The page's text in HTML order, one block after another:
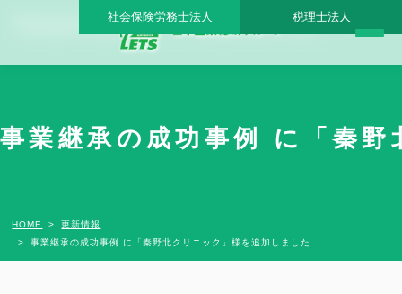
事業継承の成功事例 に「秦野北クリニック」様を追加しました - 日本医業総研グルー
社会保険労務士法人 税理士法人
事業継承の成功事例 に「秦
HOME
更新情報
事業継承の成功事例 に「秦野北クリニック」様を追加しました